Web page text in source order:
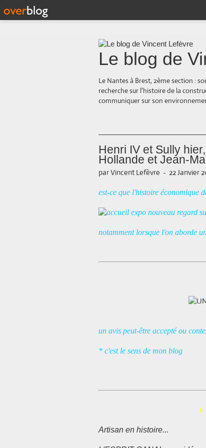
Le blog de
Le Nantes à Brest, 2ème section :
recherche sur l'histoire de la
communiquer sur son
Henri IV et Sully
Hollande et Jean-
par Vincent Lefèvre - 22 Janvier
est-ce que l'histoire économique
notamment lorsque l'on aborde
un avis peut-être accepté ou
* c'est le sens de mon blog
si vous avez un peu
Artisan en histoire...